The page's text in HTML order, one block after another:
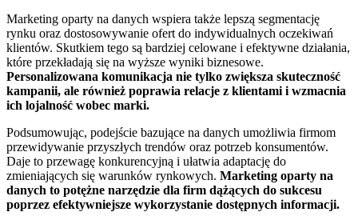
Marketing oparty na danych wspiera także lepszą segmentację
rynku oraz dostosowywanie ofert do indywidualnych oczekiwań
klientów. Skutkiem tego są bardziej celowane i efektywne działania,
które przekładają się na wyższe wyniki biznesowe.
Personalizowana komunikacja nie tylko zwiększa skuteczność
kampanii, ale również poprawia relacje z klientami i wzmacnia
ich lojalność wobec marki.
Podsumowując, podejście bazujące na danych umożliwia firmom
przewidywanie przyszłych trendów oraz potrzeb konsumentów.
Daje to przewagę konkurencyjną i ułatwia adaptację do
zmieniających się warunków rynkowych. Marketing oparty na
danych to potężne narzędzie dla firm dążących do sukcesu
poprzez efektywniejsze wykorzystanie dostępnych informacji.